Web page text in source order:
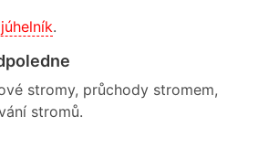
.
stromy, průchody stromem,
stromů.